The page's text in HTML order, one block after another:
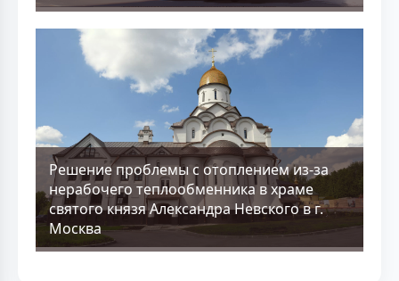
Решение проблемы с отоплением из-за
нерабочего теплообменника в храме
святого князя Александра Невского в г.
Москва